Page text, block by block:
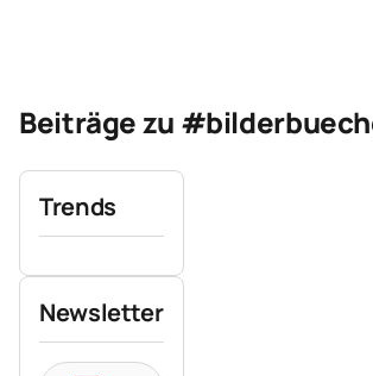
Beiträge zu
Trends
Newsletter